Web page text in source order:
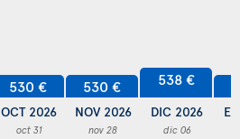
530 €
OCT 2026
oct 31
530 €
NOV 2026
nov 28
538 €
DIC 2026
dic 06